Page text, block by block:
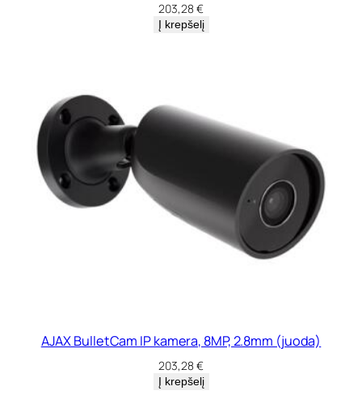
203,28€
Į krepšelį
AJAX BulletCam IP kamera, 8MP, 2.8mm (juoda)
203,28€
Į krepšelį